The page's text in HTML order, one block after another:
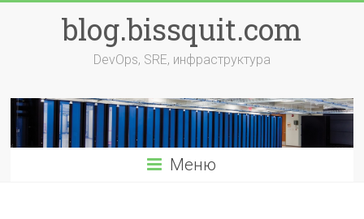
содержимомуblog.bissquit.com
DevOps, SRE, инфраструктура
Меню